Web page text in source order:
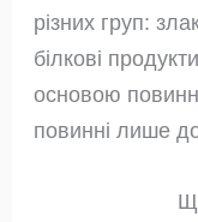
різних груп:
білкові
основою
повинні лише